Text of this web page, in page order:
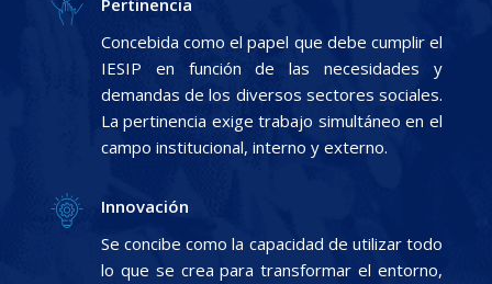
Pertinencia
Concebida como el papel que debe cumplir el
IESIP en función de las necesidades y
demandas de los diversos sectores sociales.
La pertinencia exige trabajo simultáneo en el
campo institucional, interno y externo.
Innovación
Se concibe como la capacidad de utilizar todo
lo que se crea para transformar el entorno,